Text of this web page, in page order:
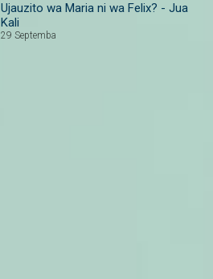
Ujauzito wa Maria ni wa Felix? - Jua
Kali
29 Septemba